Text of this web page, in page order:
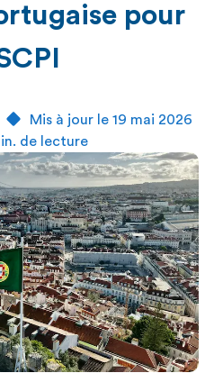
pour
Mis à jour le 19 mai 2026
de lecture